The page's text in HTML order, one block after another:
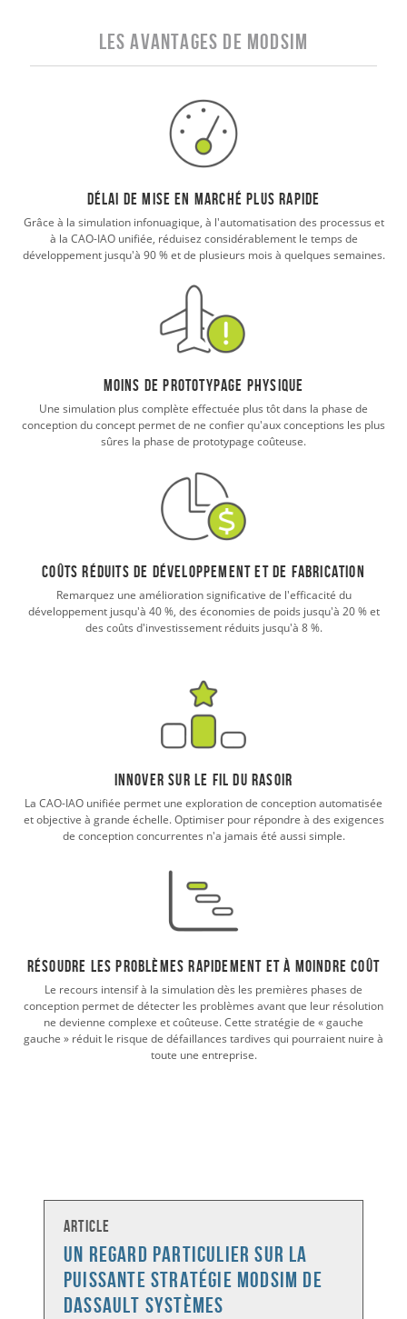
Article
Un regard particulier sur la
puissante stratégie MODSIM de
Dassault Systèmes
Les avantages de MODSIM
Délai de mise en marché plus rapide
Grâce à la simulation infonuagique, à l'automatisation des processus et
à la CAO-IAO unifiée, réduisez considérablement le temps de
développement jusqu'à 90 % et de plusieurs mois à quelques semaines.
Moins de prototypage physique
Une simulation plus complète effectuée plus tôt dans la phase de
conception du concept permet de ne confier qu'aux conceptions les plus
sûres la phase de prototypage coûteuse.
Coûts réduits de développement et de fabrication
Remarquez une amélioration significative de l'efficacité du
développement jusqu'à 40 %, des économies de poids jusqu'à 20 % et
des coûts d'investissement réduits jusqu'à 8 %.
Innover sur le fil du rasoir
La CAO-IAO unifiée permet une exploration de conception automatisée
et objective à grande échelle. Optimiser pour répondre à des exigences
de conception concurrentes n'a jamais été aussi simple.
Résoudre les problèmes rapidement et à moindre coût
Le recours intensif à la simulation dès les premières phases de
conception permet de détecter les problèmes avant que leur résolution
ne devienne complexe et coûteuse. Cette stratégie de « gauche
gauche » réduit le risque de défaillances tardives qui pourraient nuire à
toute une entreprise.